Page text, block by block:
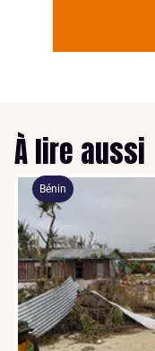
À lire aussi
Bénin